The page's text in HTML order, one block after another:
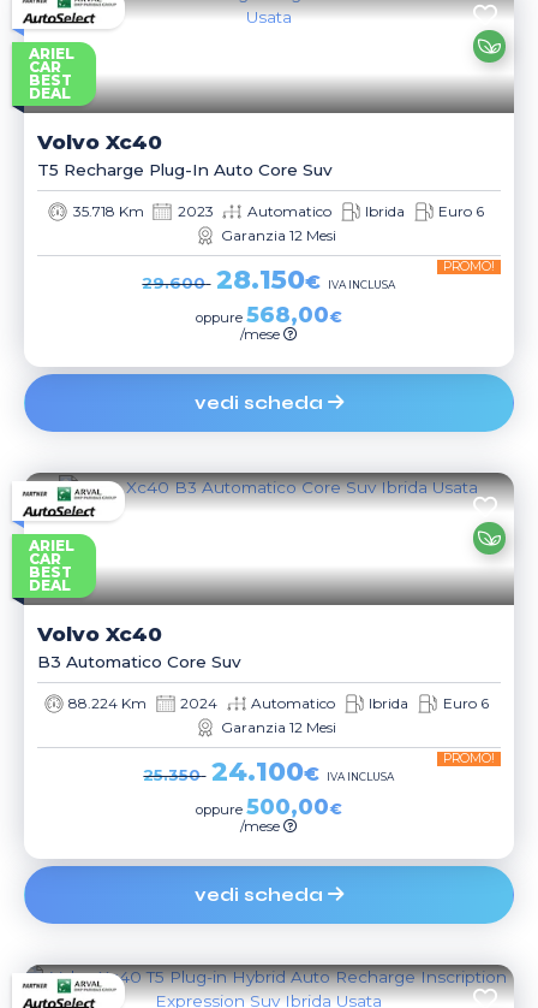
ARIEL
CAR
BEST
DEAL
Volvo Xc40
T5 Recharge Plug-In Auto Core Suv
35.718 Km 2023 Automatico Ibrida
Euro 6
Garanzia 12 Mesi
29.600 28.150€
PROMO!
IVA INCLUSA
oppure 568,00€
/mese
vedi scheda
ARIEL
CAR
BEST
DEAL
Volvo Xc40
B3 Automatico Core Suv
88.224 Km 2024 Automatico Ibrida
Euro 6
Garanzia 12 Mesi
25.350 24.100€
PROMO!
IVA INCLUSA
oppure 500,00€
/mese
vedi scheda